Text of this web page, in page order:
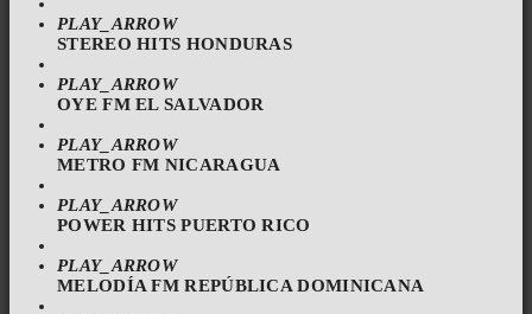
PLAY_ARROW
STEREO HITS HONDURAS
PLAY_ARROW
OYE FM EL SALVADOR
PLAY_ARROW
METRO FM NICARAGUA
PLAY_ARROW
POWER HITS PUERTO RICO
PLAY_ARROW
MELODÍA FM REPÚBLICA DOMINICANA